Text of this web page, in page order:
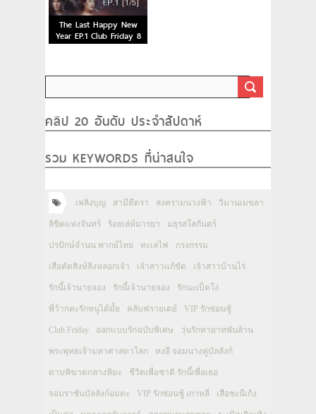
The Last Happy New
Year EP.1 Club Friday 8
เม.ย.65
คลิป 20 อันดับ ประจำสัปดาห์
รวม KEYWORDS ที่น่าสนใจ
เพลิงบุญ สามีตีตรา สงครามนางฟ้า วิมานเมขลา
ลิขิตแห่งจันทร์ ร้อยเล่ห์มารยา มธุรสโลกันตร์
ปรปักษ์จำนน พากย์ไทย ทะเลไฟ กรงกรรม
เสือตัดสิงห์ลิงหลอกเจ้า เจ้าสาวแก้ขัด เจ้าสาวบ้านไร่
รักนี้เจ้านายจอง รักนี้เจ้านายจอง รักนะเป็ดโง่
พี่ว้ากคะรักหนูได้มั้ย คลับฟรายเดย์ VIP รักซ่อนชู้
Club Friday ออกแบบรักฉบับพิเศษ วุ่นรักทายาทพันล้าน
พระพุทธเจ้ามหาศาสดาโลก ทงอี จอมนางคู่บัลลังก์
ดาบพิฆาตกลางหิมะ ชีวิตเพื่อชาติ รักนี้เพื่อเธอ
จอมราชันบัลลังก์อมตะ VIP รักซ่อนชู้ เกาหลี เสือชะนีเก้ง